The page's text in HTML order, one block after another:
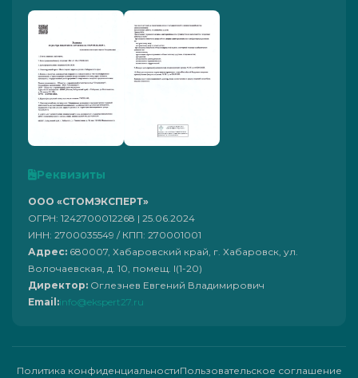
Реквизиты
ООО «СТОМЭКСПЕРТ»
ОГРН: 1242700012268 | 25.06.2024
ИНН: 2700035549 / КПП: 270001001
Адрес: 680007, Хабаровский край, г. Хабаровск, ул.
Волочаевская, д. 10, помещ. I(1-20)
Директор: Оглезнев Евгений Владимирович
Email:info@ekspert27.ru
Политика конфиденциальностиПользовательское соглашение